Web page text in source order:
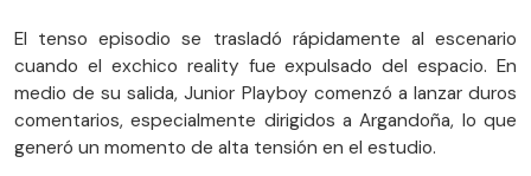
El tenso episodio se trasladó rápidamente al escenario
cuando el exchico reality fue expulsado del espacio. En
medio de su salida, Junior Playboy comenzó a lanzar duros
comentarios, especialmente dirigidos a Argandoña, lo que
generó un momento de alta tensión en el estudio.